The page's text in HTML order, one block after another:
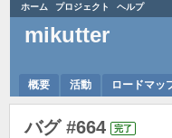
ホーム プロジェクト ヘルプ
mikutter
概要 活動 ロードマッ
バグ #664 完了